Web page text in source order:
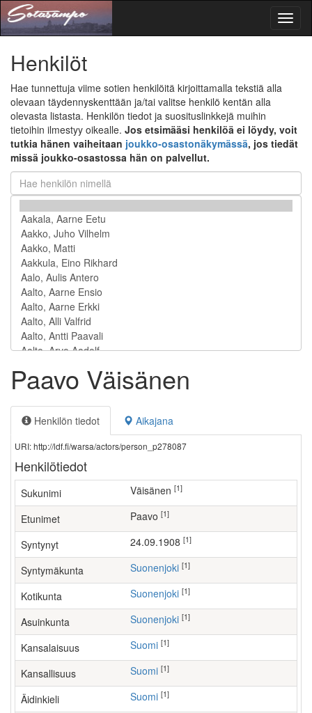
Henkilöt
Hae tunnettuja viime sotien henkilöitä kirjoittamalla tekstiä alla
olevaan täydennyskenttään ja/tai valitse henkilö kentän alla
olevasta listasta. Henkilön tiedot ja suosituslinkkejä muihin
tietoihin ilmestyy oikealle. Jos etsimääsi henkilöä ei löydy, voit
tutkia hänen vaiheitaan joukko-osastonäkymässä, jos tiedät
missä joukko-osastossa hän on palvellut.
Paavo Väisänen
Henkilön tiedot Aikajana
URI: http://ldf.fi/warsa/actors/person_p278087
Henkilötiedot
Sukunimi Väisänen [1]
Etunimet Paavo [1]
Syntynyt 24.09.1908 [1]
Syntymäkunta Suonenjoki [1]
Kotikunta Suonenjoki [1]
Asuinkunta Suonenjoki [1]
Kansalaisuus Suomi [1]
Kansallisuus Suomi [1]
Äidinkieli Suomi [1]